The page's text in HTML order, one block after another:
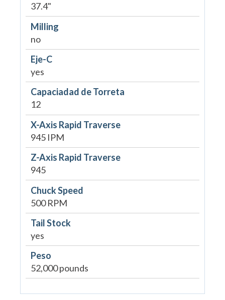
37.4"
Milling
no
Eje-C
yes
Capaciadad de Torreta
12
X-Axis Rapid Traverse
945 IPM
Z-Axis Rapid Traverse
945
Chuck Speed
500 RPM
Tail Stock
yes
Peso
52,000 pounds